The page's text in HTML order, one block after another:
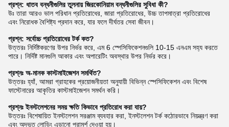
প্রশ্ন: ধাতব বন্ধনীগুলির তুলনায় জিরকোনিয়াম বন্ধনীগুলির সুবিধা কী?
উঃ তারা আরও ভাল পরিধান প্রতিরোধের, জারা প্রতিরোধের, উচ্চ তাপমাত্রা প্রতিরোধের
এবং নিরোধক বৈশিষ্ট্য প্রদান করে, যার ফলে দীর্ঘতর সেবা জীবন।
প্রশ্ন: সর্বোচ্চ প্রতিরোধের টর্ক কত?
উত্তরঃ নির্দিষ্টকরণের উপর নির্ভর করে, এম 6 স্পেসিফিকেশনগুলি 10-15 এনএম সহ্য করতে
পারে। নির্দিষ্ট মানগুলি আকার এবং অপারেটিং অবস্থার উপর নির্ভর করে।
প্রশ্নঃ অ-মানক কাস্টমাইজেশন সমর্থিত?
উত্তরঃ হ্যাঁ, আমরা গ্রাহকের প্রয়োজনীয়তা অনুযায়ী বিভিন্ন স্পেসিফিকেশন এবং বিশেষ
ফাস্টেনারের আকৃতির কাস্টমাইজেশন সমর্থন করি।
প্রশ্নঃ ইনস্টলেশনের সময় ক্ষতি কিভাবে প্রতিরোধ করা যায়?
উত্তরঃ বিশেষায়িত ইনস্টলেশন সরঞ্জাম ব্যবহার করা, ইনস্টলেশন টর্ক কঠোরভাবে নিয়ন্ত্রণ করা
এবং অদ্ভুত লোডিং এড়ানো পরামর্শ দেওয়া হয়।